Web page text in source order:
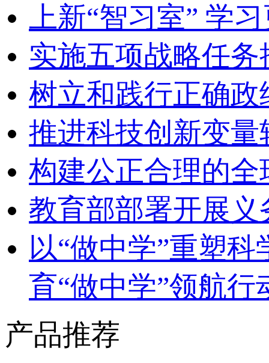
上新“智习室” 学
实施五项战略任
树立和践行正确
推进科技创新变
构建公正合理的
教育部部署开展义
以“做中学”重塑
育“做中学”领航行
产品推荐